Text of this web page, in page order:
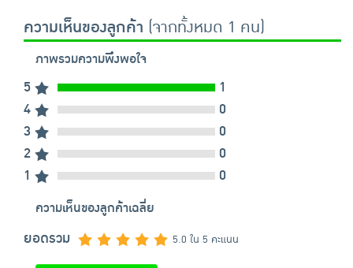
ความเห็นของลูกค้า (จากทั้งหมด 1 คน)
ภาพรวมความพึงพอใจ
5
1
4
0
3
0
2
0
1
0
ความเห็นของลูกค้าเฉลี่ย
ยอดรวม 5.0 ใน 5 คะแนน